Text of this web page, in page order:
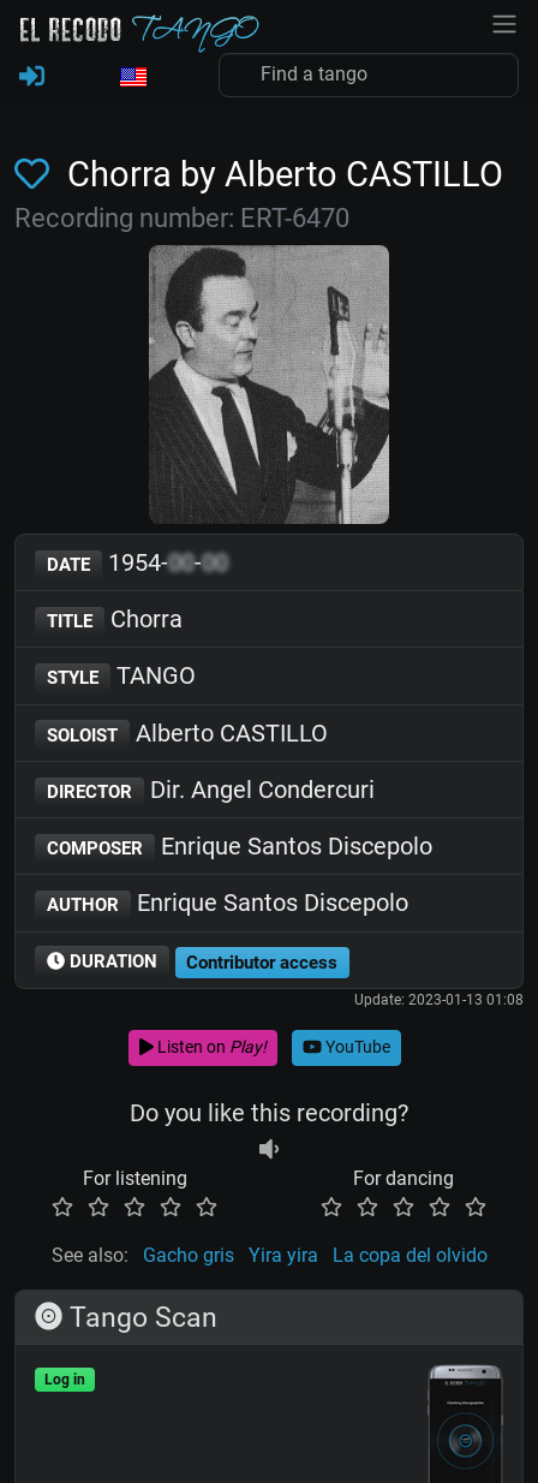
Chorra by Alberto CASTILLO
Recording number: ERT-6470
DATE 1954-00-00
TITLE Chorra
STYLE TANGO
SOLOIST Alberto CASTILLO
DIRECTOR Dir. Angel Condercuri
COMPOSER Enrique Santos Discepolo
AUTHOR Enrique Santos Discepolo
DURATION Contributor access
Update: 2023-01-13 01:08
Listen on Play! YouTube
Do you like this recording?
For listening For dancing
See also: Gacho gris Yira yira La copa del olvido
Tango Scan
Log in